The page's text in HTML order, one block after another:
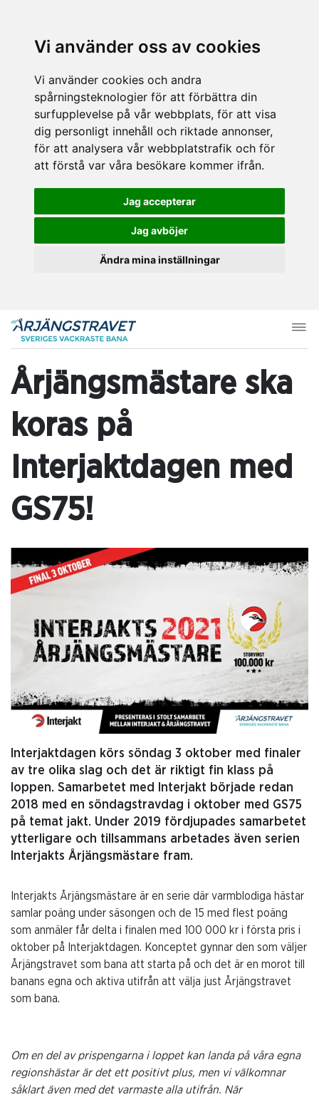
Vi använder oss av cookies
Vi använder cookies och andra
spårningsteknologier för att förbättra din
surfupplevelse på vår webbplats, för att visa
dig personligt innehåll och riktade annonser,
för att analysera vår webbplatstrafik och för
att förstå var våra besökare kommer ifrån.
Jag accepterar
Jag avböjer
Ändra mina inställningar
Årjängsmästare ska
koras på
Interjaktdagen med
GS75!
Interjaktdagen körs söndag 3 oktober med finaler
av tre olika slag och det är riktigt fin klass på
loppen. Samarbetet med Interjakt började redan
2018 med en söndagstravdag i oktober med GS75
på temat jakt. Under 2019 fördjupades samarbetet
ytterligare och tillsammans arbetades även serien
Interjakts Årjängsmästare fram.
Interjakts Årjängsmästare är en serie där varmblodiga hästar
samlar poäng under säsongen och de 15 med flest poäng
som anmäler får delta i finalen med 100 000 kr i första pris i
oktober på Interjaktdagen. Konceptet gynnar den som väljer
Årjängstravet som bana att starta på och det är en morot till
banans egna och aktiva utifrån att välja just Årjängstravet
som bana.
Om en del av prispengarna i loppet kan landa på våra egna
regionshästar är det ett positivt plus, men vi välkomnar
såklart även med det varmaste alla utifrån. När